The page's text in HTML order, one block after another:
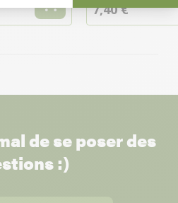
7,40 €
de se poser des
:)